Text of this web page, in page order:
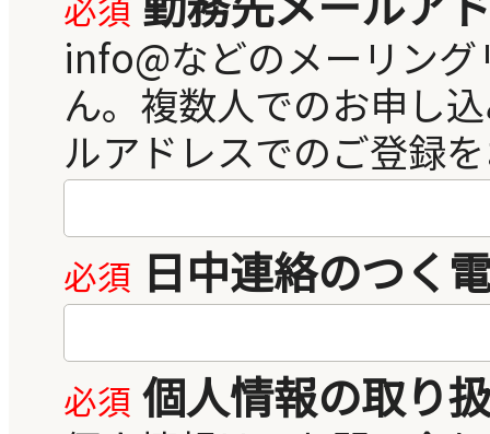
日中連絡のつく
個人情報の取り